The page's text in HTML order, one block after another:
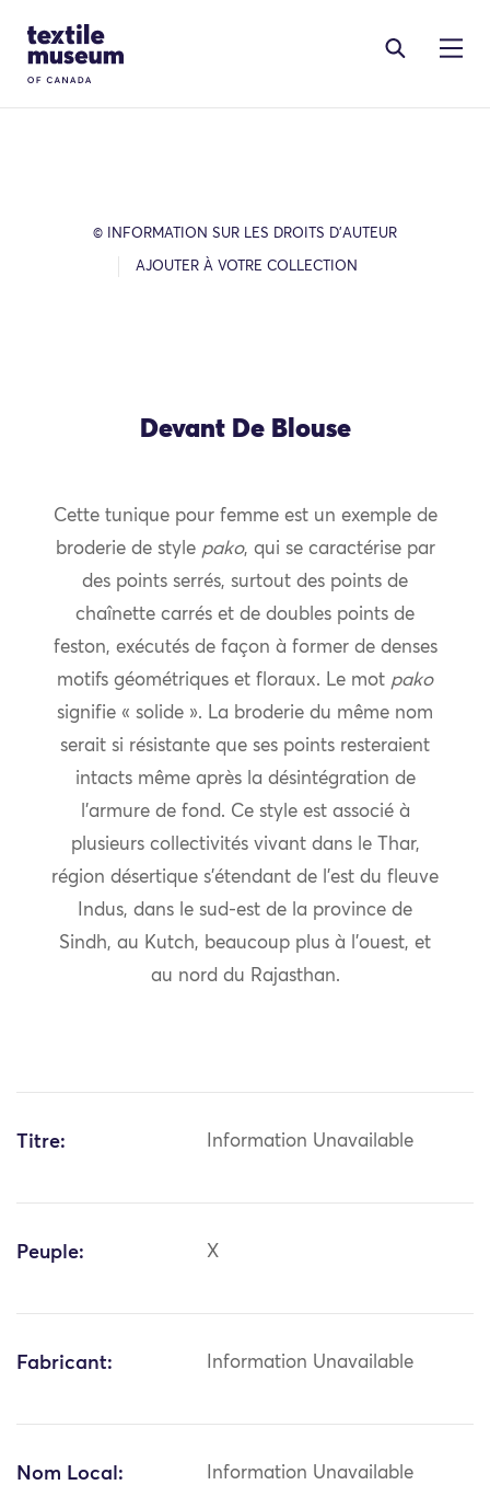
Site Logo
© INFORMATION SUR LES DROITS D’AUTEUR
AJOUTER À VOTRE COLLECTION
Devant De Blouse
Cette tunique pour femme est un exemple de
broderie de style pako, qui se caractérise par
des points serrés, surtout des points de
chaînette carrés et de doubles points de
feston, exécutés de façon à former de denses
motifs géométriques et floraux. Le mot pako
signifie « solide ». La broderie du même nom
serait si résistante que ses points resteraient
intacts même après la désintégration de
l’armure de fond. Ce style est associé à
plusieurs collectivités vivant dans le Thar,
région désertique s’étendant de l’est du fleuve
Indus, dans le sud-est de la province de
Sindh, au Kutch, beaucoup plus à l’ouest, et
au nord du Rajasthan.
Titre: Information Unavailable
Peuple: X
Fabricant: Information Unavailable
Nom Local: Information Unavailable